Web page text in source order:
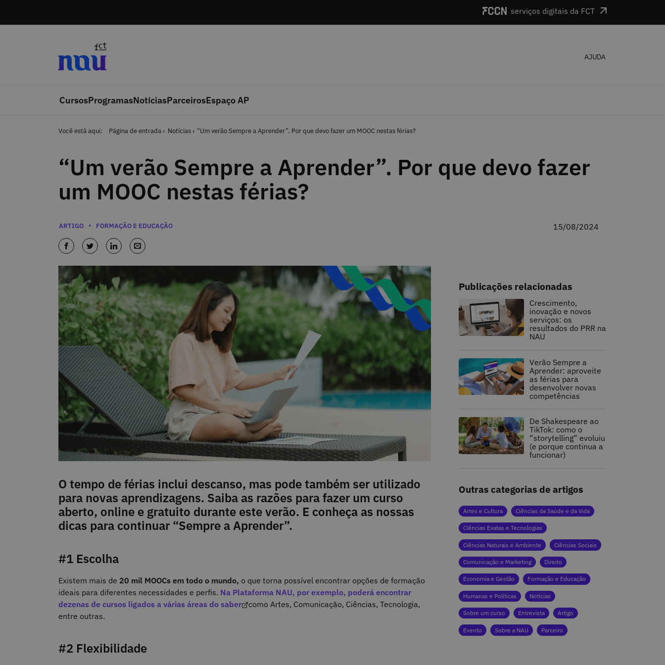
serviços digitais da FCT
AJUDA
CursosProgramasNotíciasParceirosEspaço AP
Você está aqui: Página de entrada Notícias “Um verão Sempre a Aprender”. Por que devo fazer um MOOC nestas férias?
“Um verão Sempre a Aprender”. Por que devo fazer
um MOOC nestas férias?
Categorias
ARTIGO FORMAÇÃO E EDUCAÇÃO 15/08/2024
O tempo de férias inclui descanso, mas pode também ser utilizado
para novas aprendizagens. Saiba as razões para fazer um curso
aberto, online e gratuito durante este verão. E conheça as nossas
dicas para continuar “Sempre a Aprender”.
#1 Escolha
Existem mais de 20 mil MOOCs em todo o mundo, o que torna possível encontrar opções de formação
ideais para diferentes necessidades e perfis. Na Plataforma NAU, por exemplo, poderá encontrar
dezenas de cursos ligados a várias áreas do saber
como Artes, Comunicação, Ciências, Tecnologia,
entre outras.
#2 Flexibilidade
Publicações relacionadas
Crescimento,
inovação e novos
serviços: os
resultados do PRR na
NAU
Verão Sempre a
Aprender: aproveite
as férias para
desenvolver novas
competências
De Shakespeare ao
TikTok: como o
“storytelling” evoluiu
(e porque continua a
funcionar)
Outras categorias de artigos
Artes e Cultura Ciências da Saúde e da Vida
Ciências Exatas e Tecnologias
Ciências Naturais e Ambiente Ciências Sociais
Comunicação e Marketing Direito
Economia e Gestão Formação e Educação
Humanas e Políticas Notícias
Sobre um curso Entrevista Artigo
Evento Sobre a NAU Parceiro